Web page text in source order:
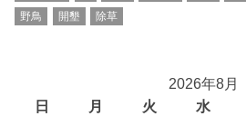
野鳥
開墾 除草
2026年8月
日
月 火 水